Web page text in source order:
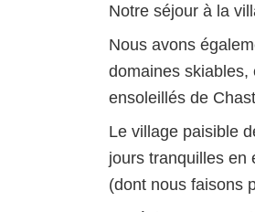
Notre séjour à la
Nous avons
domaines skiables,
ensoleillés de
Le village paisible
jours tranquilles en
(dont nous faisons